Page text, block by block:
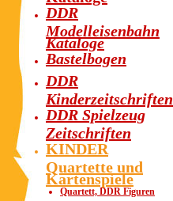
DDR
Modelleisenbahn
Kataloge
Bastelbogen
DDR
Kinderzeitschriften
DDR Spielzeug
Zeitschriften
KINDER
Quartette und
Kartenspiele
Quartett, DDR Figuren